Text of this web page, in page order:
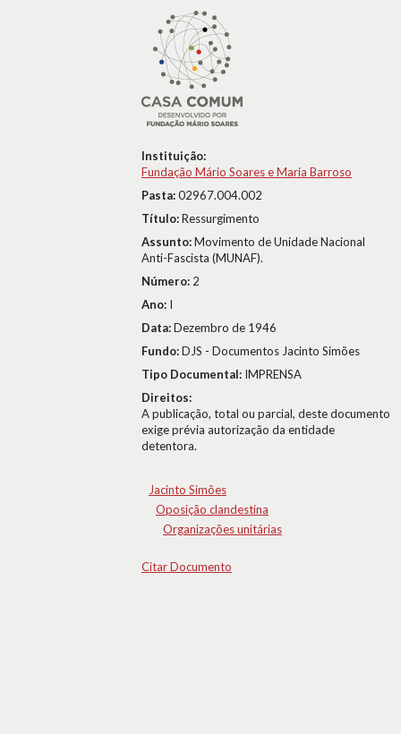
Instituição:
Fundação Mário Soares e Maria Barroso
Pasta:02967.004.002
Título:Ressurgimento
Assunto:Movimento de Unidade Nacional
Anti-Fascista (MUNAF).
Número: 2
Ano: I
Data:Dezembro de 1946
Fundo:DJS - Documentos Jacinto Simões
Tipo Documental: IMPRENSA
Direitos:
A publicação, total ou parcial, deste documento
exige prévia autorização da entidade
detentora.
Jacinto Simões
Oposição clandestina
Organizações unitárias
Citar Documento